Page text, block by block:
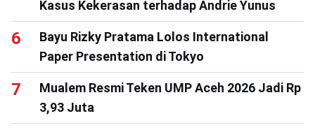
Kasus Kekerasan terhadap Andrie Yunus
Bayu Rizky Pratama Lolos International
Paper Presentation di Tokyo
Mualem Resmi Teken UMP Aceh 2026 Jadi Rp
3,93 Juta